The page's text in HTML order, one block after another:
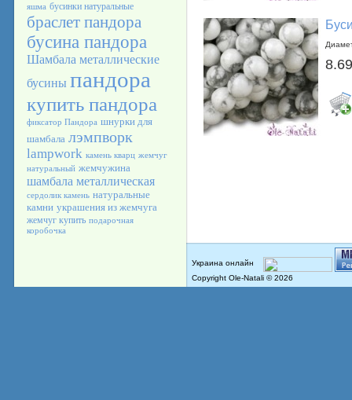
яшма бусинки натуральные
браслет пандора
бусина пандора
Шамбала металлические
бусины пандора
купить пандора
фиксатор Пандора шнурки для
шамбала лэмпворк
lampwork камень кварц жемчуг
натуральный жемчужина
шамбала металлическая
сердолик камень натуральные
камни украшения из жемчуга
жемчуг купить подарочная
коробочка
Copyright Ole-Natali © 2026